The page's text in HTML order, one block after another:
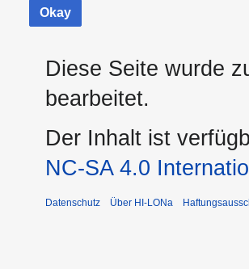
Okay
Diese Seite wurde
bearbeitet.
Der Inhalt ist
NC-SA 4.0
Datenschutz Über HI-LONa